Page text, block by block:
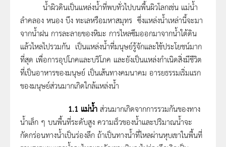
น้ำผิวดินเป็นแหล่งน้ำที่พบทั่วไปบนพื้นผิวโลกเช่น แม่น้ำ
ลำคลอง หนอง บึง ทะเลหรือมหาสมุทร ซึ่งแหล่งน้ำเหล่านี้จะมา
จากน้ำฝน การละลายของหิมะ การไหลซึมออกมาจากน้ำใต้ดิน
แล้วไหลไปรวมกัน เป็นแหล่งน้ำที่มนุษย์รู้จักและใช้ประโยชน์มาก
ที่สุด เพื่อการอุปโภคและบริโภค และยังเป็นแหล่งกำเนิดสิ่งมีชีวิต
ที่เป็นอาหารของมนุษย์ เป็นเส้นทางคมนาคม อารยธรรมเริ่มแรก
ของมนุษย์ส่วนมากเกิดใกล้แหล่งน้ำ
1.1 แม่น้ำ ส่วนมากเกิดจากการรวมกันของทาง
น้ำเล็ก ๆ บนพื้นที่ระดับสูง ความเร็วของน้ำและปริมาณน้ำจะ
กัดกร่อนทางน้ำเป็นร่องลึก ถ้าเป็นทางน้ำที่ไหลผ่านหุบเขาในพื้นที่